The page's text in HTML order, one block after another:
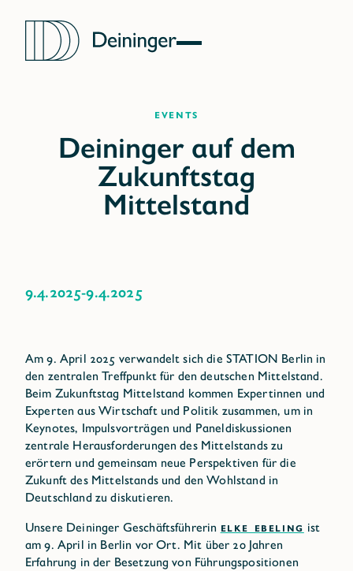
Events
9.4.2025-9.4.2025
Am 9. April 2025 verwandelt sich die STATION Berlin in
den zentralen Treffpunkt für den deutschen Mittelstand.
Beim Zukunftstag Mittelstand kommen Expertinnen und
Experten aus Wirtschaft und Politik zusammen, um in
Keynotes, Impulsvorträgen und Paneldiskussionen
zentrale Herausforderungen des Mittelstands zu
erörtern und gemeinsam neue Perspektiven für die
Zukunft des Mittelstands und den Wohlstand in
Deutschland zu diskutieren.
Unsere Deininger Geschäftsführerin ELKE EBELING ist
am 9. April in Berlin vor Ort. Mit über 20 Jahren
Erfahrung in der Besetzung von Führungspositionen